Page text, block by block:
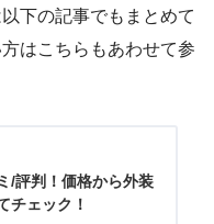
下の記事でもまとめて
はこちらもあわせて参
/評判！価格から外装
チェック！